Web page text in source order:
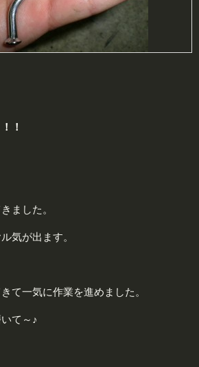
！
ました。
気が出ます。
て一気に作業を進めました。
て～♪